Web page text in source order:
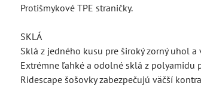
Protišmykové TPE straničky.
SKLÁ
Sklá z jedného kusu pre široký zorný uhol a
Extrémne ľahké a odolné sklá z polyamidu
Ridescape šošovky zabezpečujú väčší